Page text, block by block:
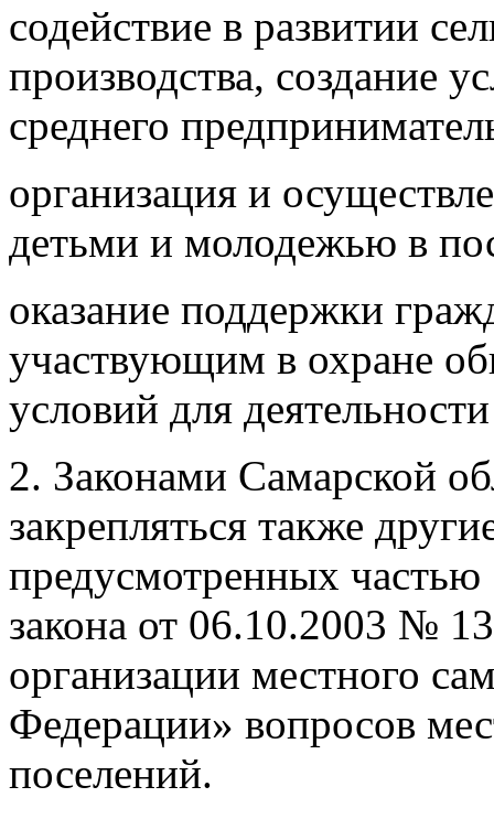
содействие в развитии
производства, создание
среднего
организация и
детьми и молодежью в
оказание поддержки
участвующим в охране
условий для
2. Законами Самарской
закрепляться также
предусмотренных частью
закона от 06.10.2003 №
организации местного
Федерации» вопросов
поселений.